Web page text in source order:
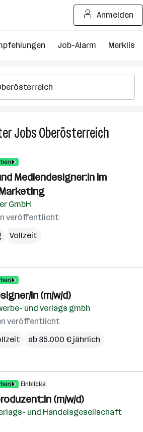
Anmelden
Job-Alarm Merkliste
JobsOberösterreich
Mediendesigner:in im
GmbH
veröffentlicht
Vollzeit
in (m/w/d)
und verlags gmbh
veröffentlicht
ab 35.000 € jährlich
Einblicke
(m/w/d)
und Handelsgesellschaft